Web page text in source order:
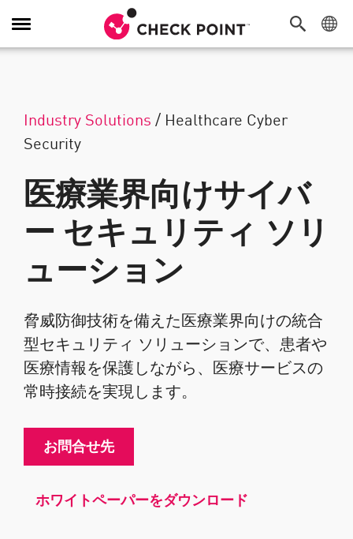
Toggle Navigation
Industry Solutions / Healthcare Cyber
Security
医療業界向けサイバ
ー セキュリティ ソリ
ューション
脅威防御技術を備えた医療業界向けの統合
型セキュリティ ソリューションで、患者や
医療情報を保護しながら、医療サービスの
常時接続を実現します。
お問合せ先
ホワイトペーパーをダウンロード